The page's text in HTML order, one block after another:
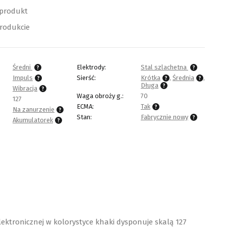
Średni
Impuls
Wibracja
127
Na zanurzenie
Akumulatorek
Elektrody:
Stal szlachetna
Sierść:
Krótka , Średnia
,
Długa
Waga obroży g.:
70
ECMA:
Tak
Stan:
Fabrycznie nowy
w kolorystyce khaki dysponuje skalą 127